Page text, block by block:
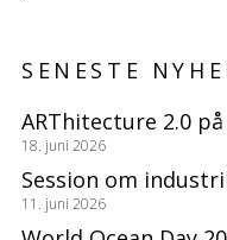
SENESTE
ARThitecture 2.0
18. juni 2026
Session om
11. juni 2026